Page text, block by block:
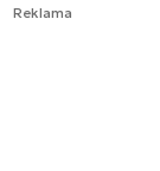
Reklama